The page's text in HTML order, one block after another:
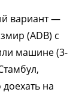
вариант —
(ADB) с
машине (3-
на